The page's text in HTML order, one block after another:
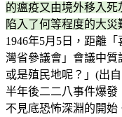
的瘟疫又由境外移入
陷入了何等程度的大災
1946年5月5日，距離
灣省參議會」會議中質
或是殖民地呢？」(出
半年後二二八事件爆
不見底恐怖深淵的開始